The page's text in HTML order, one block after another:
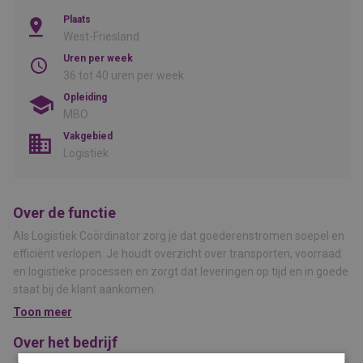
Plaats
West-Friesland
Uren per week
36 tot 40 uren per week
Opleiding
MBO
Vakgebied
Logistiek
Over de functie
Als Logistiek Coördinator zorg je dat goederenstromen soepel en
efficiënt verlopen. Je houdt overzicht over transporten, voorraad
en logistieke processen en zorgt dat leveringen op tijd en in goede
staat bij de klant aankomen.
Toon meer
Over het bedrijf